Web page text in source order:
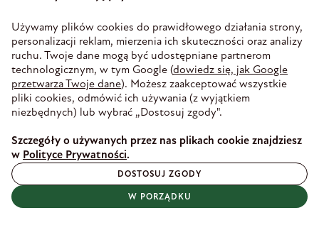
krwawieniami oraz obniżoną odpornością. Długotrwałe braki
mogą prowadzić do rozwoju chorób takich jak osteoporoza,
krzywica, kurza ślepota czy zaburzenia autoimmunologiczne.
Objawy często rozwijają się stopniowo i mogą być długo
niezauważone.
Kiedy warto rozważyć suplementację witamin ADEK?
Suplementację witamin ADEK warto rozważyć przy
potwierdzonych niedoborach, diecie ubogiej w tłuszcze lub
Używamy plików cookies do prawidłowego działania strony,
personalizacji reklam, mierzenia ich skuteczności oraz analizy
ruchu. Twoje dane mogą być udostępniane partnerom
technologicznym, w tym Google (dowiedz się, jak Google
przetwarza Twoje dane). Możesz zaakceptować wszystkie
pliki cookies, odmówić ich używania (z wyjątkiem
niezbędnych) lub wybrać „Dostosuj zgody".
Szczegóły o używanych przez nas plikach cookie znajdziesz
w Polityce Prywatności.
DOSTOSUJ ZGODY
W PORZĄDKU